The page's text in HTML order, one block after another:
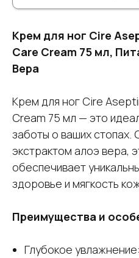
Крем для ног Cire
Care Cream 75 мл,
Вера
Крем для ног Cire
Cream 75 мл — это
заботы о ваших стопах.
экстрактом алоэ вера,
обеспечивает
здоровье и мягкость
Преимущества и
Глубокое